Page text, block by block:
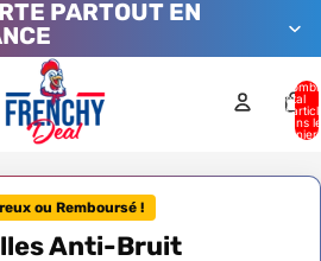
PARTOUT EN
total
dans le
ou Remboursé !
Anti-Bruit